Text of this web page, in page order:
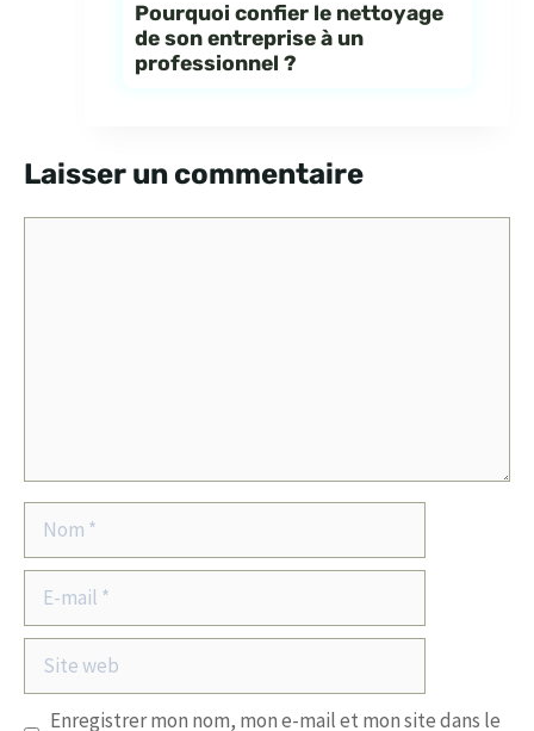
Pourquoi confier le nettoyage
de son entreprise à un
professionnel ?
Laisser un commentaire
mail
Site
web
Enregistrer mon nom, mon e-mail et mon site dans le